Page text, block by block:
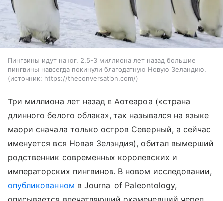
Пингвины идут на юг. 2,5-3 миллиона лет назад большие
пингвины навсегда покинули благодатную Новую Зеландию.
источник: https://theconversation.com/
Три миллиона лет назад в Аотеароа («страна
длинного белого облака», так назывался на языке
маори сначала только остров Северный, а сейчас
именуется вся Новая Зеландия), обитал вымерший
родственник современных королевских и
императорских пингвинов. В новом исследовании,
опубликованном в Journal of Paleontology,